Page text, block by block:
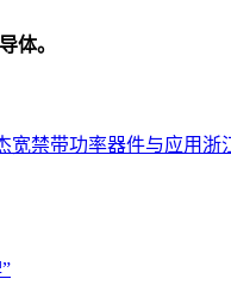
体。
宽禁带功率器件与应用浙